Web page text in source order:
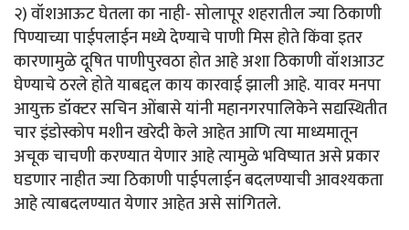
२) वॉशआऊट घेतला का नाही- सोलापूर शहरातील ज्या ठिकाणी
पिण्याच्या पाईपलाईन मध्ये देण्याचे पाणी मिस होते किंवा इतर
कारणामुळे दूषित पाणीपुरवठा होत आहे अशा ठिकाणी वॉशआउट
घेण्याचे ठरले होते याबद्दल काय कारवाई झाली आहे. यावर मनपा
आयुक्त डॉक्टर सचिन ओंबासे यांनी महानगरपालिकेने सद्यस्थितीत
चार इंडोस्कोप मशीन खरेदी केले आहेत आणि त्या माध्यमातून
अचूक चाचणी करण्यात येणार आहे त्यामुळे भविष्यात असे प्रकार
घडणार नाहीत ज्या ठिकाणी पाईपलाईन बदलण्याची आवश्यकता
आहे त्याबदलण्यात येणार आहेत असे सांगितले.